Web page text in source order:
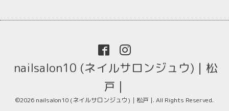
nailsalon10 (ネイルサロンジュウ)｜松
戸 |
©2026 nailsalon10 (ネイルサロンジュウ)｜松戸 |. All Rights Reserved.